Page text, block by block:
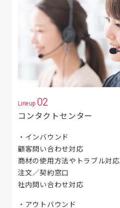
Lineup 02
コンタクトセンター
インバウンド
顧客問い合わせ対応
商材の使用方法やトラブル対応
注文／契約窓口
社内問い合わせ対応
アウトバウンド